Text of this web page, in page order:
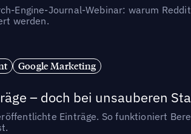
Engine-Journal-Webinar: warum
werden.
Google Marketing
– doch bei unsauberen
Einträge. So funktioniert